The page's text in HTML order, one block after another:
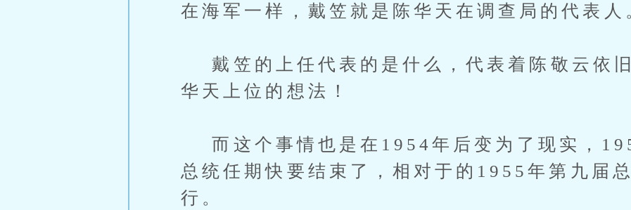
在海军一样，戴笠就是陈华天在调查局的代表人
戴笠的上任代表的是什么，代表着陈敬云依
华天上位的想法！
而这个事情也是在1954年后变为了现实，
总统任期快要结束了，相对于的1955年第九届
行。